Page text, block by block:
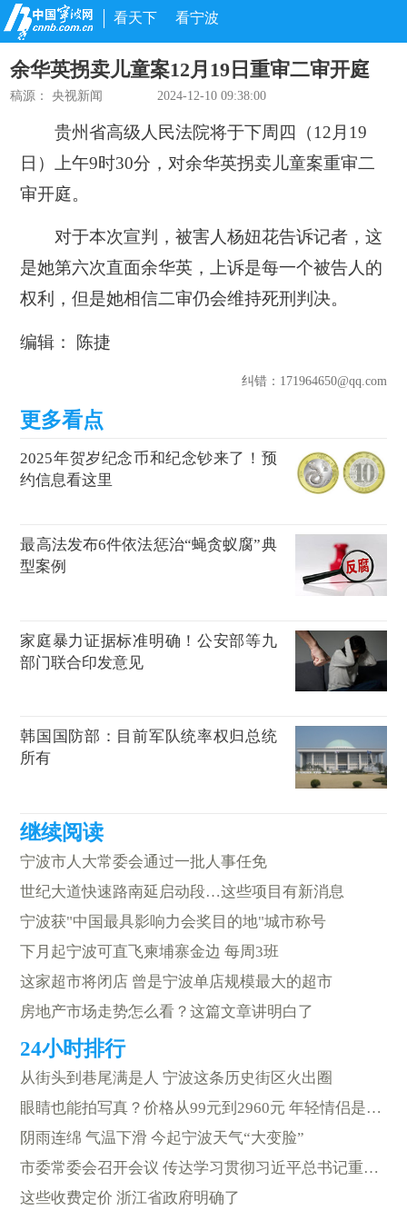
看天下 看宁波
余华英拐卖儿童案12月19日重审二审开庭
稿源：央视新闻 2024-12-10 09:38:00
贵州省高级人民法院将于下周四（12月19
日）上午9时30分，对余华英拐卖儿童案重审二
审开庭。
对于本次宣判，被害人杨妞花告诉记者，这
是她第六次直面余华英，上诉是每一个被告人的
权利，但是她相信二审仍会维持死刑判决。
编辑： 陈捷
纠错：171964650@qq.com
2025年贺岁纪念币和纪念钞来了！预
约信息看这里
最高法发布6件依法惩治“蝇贪蚁腐”典
型案例
家庭暴力证据标准明确！公安部等九
部门联合印发意见
韩国国防部：目前军队统率权归总统
所有
宁波市人大常委会通过一批人事任免
世纪大道快速路南延启动段…这些项目有新消息
宁波获"中国最具影响力会奖目的地"城市称号
下月起宁波可直飞柬埔寨金边 每周3班
这家超市将闭店 曾是宁波单店规模最大的超市
房地产市场走势怎么看？这篇文章讲明白了
从街头到巷尾满是人 宁波这条历史街区火出圈
眼睛也能拍写真？价格从99元到2960元 年轻情侣是消费主力
阴雨连绵 气温下滑 今起宁波天气“大变脸”
市委常委会召开会议 传达学习贯彻习近平总书记重要讲话精神
这些收费定价 浙江省政府明确了